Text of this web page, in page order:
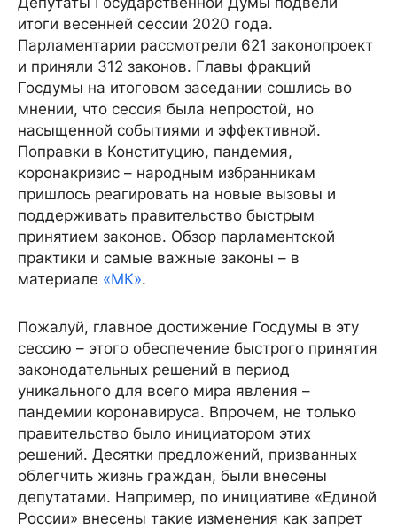
итоги весенней сессии 2020 года.
Парламентарии рассмотрели 621 законопроект
и приняли 312 законов. Главы фракций
Госдумы на итоговом заседании сошлись во
мнении, что сессия была непростой, но
насыщенной событиями и эффективной.
Поправки в Конституцию, пандемия,
коронакризис – народным избранникам
пришлось реагировать на новые вызовы и
поддерживать правительство быстрым
принятием законов. Обзор парламентской
практики и самые важные законы – в
материале «МК».
Пожалуй, главное достижение Госдумы в эту
сессию – этого обеспечение быстрого принятия
законодательных решений в период
уникального для всего мира явления –
пандемии коронавируса. Впрочем, не только
правительство было инициатором этих
решений. Десятки предложений, призванных
облегчить жизнь граждан, были внесены
депутатами. Например, по инициативе «Единой
России» внесены такие изменения как запрет